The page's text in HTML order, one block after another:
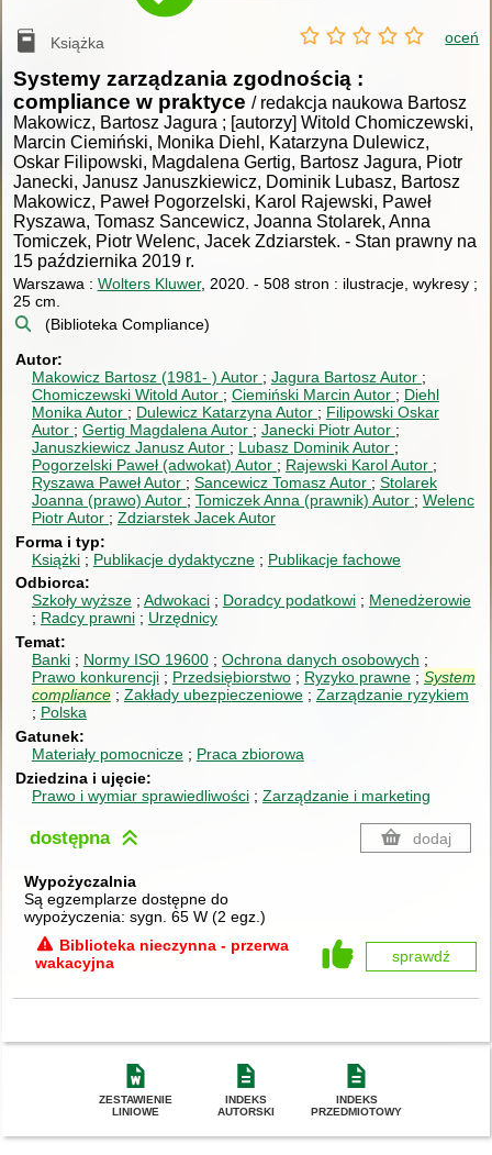
Książka oceń
Systemy zarządzania zgodnością :
compliance w praktyce / redakcja naukowa Bartosz
Makowicz, Bartosz Jagura ; [autorzy] Witold Chomiczewski,
Marcin Ciemiński, Monika Diehl, Katarzyna Dulewicz,
Oskar Filipowski, Magdalena Gertig, Bartosz Jagura, Piotr
Janecki, Janusz Januszkiewicz, Dominik Lubasz, Bartosz
Makowicz, Paweł Pogorzelski, Karol Rajewski, Paweł
Ryszawa, Tomasz Sancewicz, Joanna Stolarek, Anna
Tomiczek, Piotr Welenc, Jacek Zdziarstek. - Stan prawny na
15 października 2019 r.
Warszawa : Wolters Kluwer, 2020. - 508 stron : ilustracje, wykresy ;
25 cm.
(Biblioteka Compliance)
Autor
Makowicz Bartosz (1981- ) Autor Jagura BartoszAutor
Chomiczewski Witold Autor Ciemiński Marcin Autor
Diehl
Monika Autor Dulewicz Katarzyna Autor
Filipowski Oskar
Autor
Gertig Magdalena Autor Janecki PiotrAutor
Januszkiewicz JanuszAutor Lubasz DominikAutor
Pogorzelski Paweł (adwokat) Autor Rajewski KarolAutor
Ryszawa PawełAutor Sancewicz TomaszAutor
Stolarek
Joanna (prawo) Autor Tomiczek Anna (prawnik) Autor
Welenc
PiotrAutor Zdziarstek JacekAutor
Forma i typ
Książki
Publikacje dydaktyczne
Publikacje fachowe
Odbiorca
Szkoły wyższe
Adwokaci Doradcy podatkowi
Menedżerowie
Radcy prawni
Urzędnicy
Temat
Banki
Normy ISO 19600
Ochrona danych osobowych
Prawo konkurencji
Przedsiębiorstwo Ryzyko prawne
System
compliance
Zakłady ubezpieczeniowe
Zarządzanie ryzykiem
Polska
Gatunek
Materiały pomocnicze
Praca zbiorowa
Dziedzina i ujęcie
Prawo i wymiar sprawiedliwości
Zarządzanie i marketing
dostępna dodaj
Wypożyczalnia
Są egzemplarze dostępne do
wypożyczenia: sygn. 65 W (2 egz. )
Biblioteka nieczynna - przerwa
wakacyjna
sprawdź
ZESTAWIENIE
LINIOWE
INDEKS
AUTORSKI
INDEKS
PRZEDMIOTOWY